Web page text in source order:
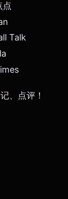
点
Talk
、点评！